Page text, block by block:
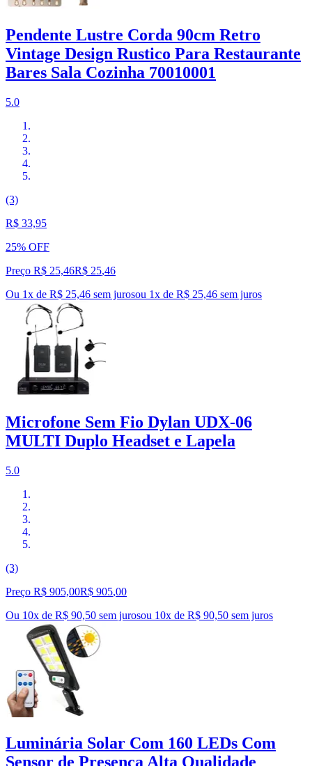
Pendente Lustre Corda 90cm Retro
Vintage Design Rustico Para Restaurante
Bares Sala Cozinha 70010001
5.0
(3)
R$ 33,95
25% OFF
Preço R$ 25,46R$ 25,46
Ou 1x de R$ 25,46 sem jurosou 1x de R$ 25,46 sem juros
Microfone Sem Fio Dylan UDX-06
MULTI Duplo Headset e Lapela
5.0
(3)
Preço R$ 905,00R$ 905,00
Ou 10x de R$ 90,50 sem jurosou 10x de R$ 90,50 sem juros
Luminária Solar Com 160 LEDs Com
Sensor de Presença Alta Qualidade